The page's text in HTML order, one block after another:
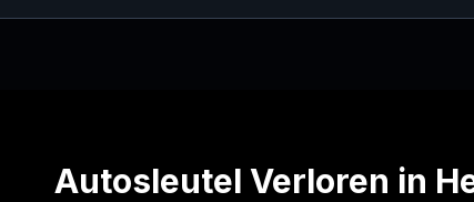
Autosleutel Verloren in